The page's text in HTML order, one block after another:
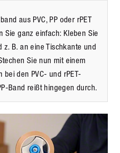
aus PVC, PP oder rPET
Sie ganz einfach: Kleben Sie
z. B. an eine Tischkante und
Sie nun mit einem
den PVC- und rPET-
Band reißt hingegen durch.